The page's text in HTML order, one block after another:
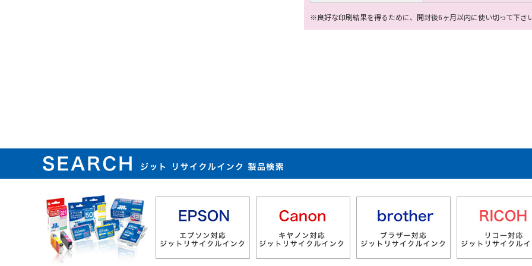
※良好な印刷結果を得るために、開封後6ヶ月以内に使い切って下さ
ジット リサイクルインク 製品検索